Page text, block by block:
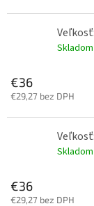
Skladom
€36
€29,27 bez DPH
Skladom
€36
€29,27 bez DPH